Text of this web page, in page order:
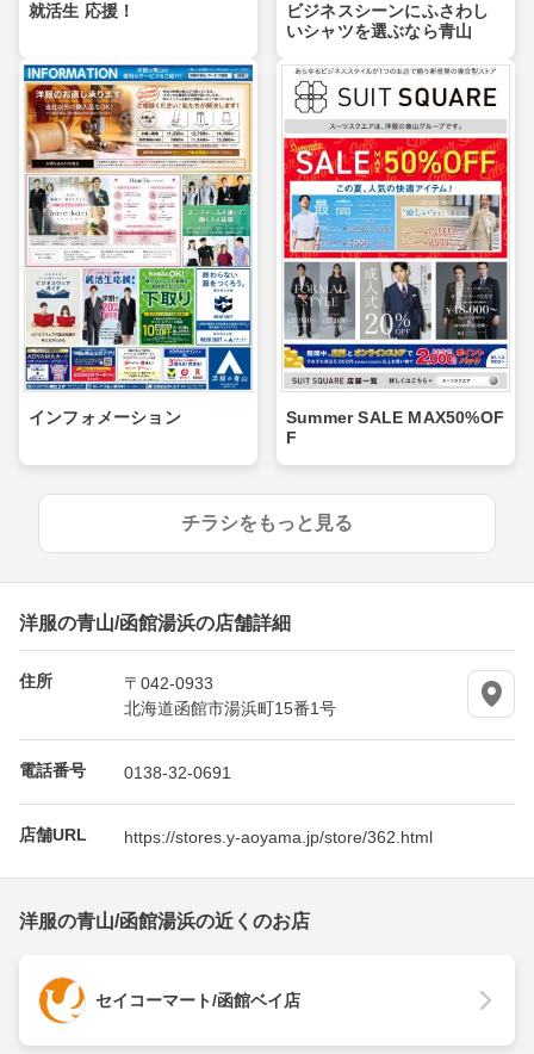
就活生 応援！
ビジネスシーンにふさわし
いシャツを選ぶなら青山
インフォメーション
Summer SALE MAX50%OF
F
チラシをもっと見る
洋服の青山/函館湯浜の店舗詳細
住所
〒042-0933
北海道函館市湯浜町15番1号
電話番号 0138-32-0691
店舗URL https://stores.y-aoyama.jp/store/362.html
洋服の青山/函館湯浜の近くのお店
セイコーマート/函館ベイ店